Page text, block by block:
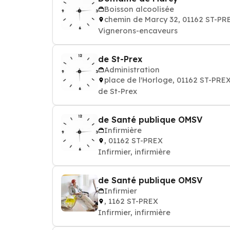
Boisson alcoolisée
chemin de Marcy 32, 01162 ST-
Vignerons-encaveurs
de St-Prex
Administration
place de l'Horloge, 01162 ST-
de St-Prex
de Santé publique OMSV
Infirmière
, 01162 ST-PREX
Infirmier, infirmière
de Santé publique OMSV
Infirmier
, 1162 ST-PREX
Infirmier, infirmière